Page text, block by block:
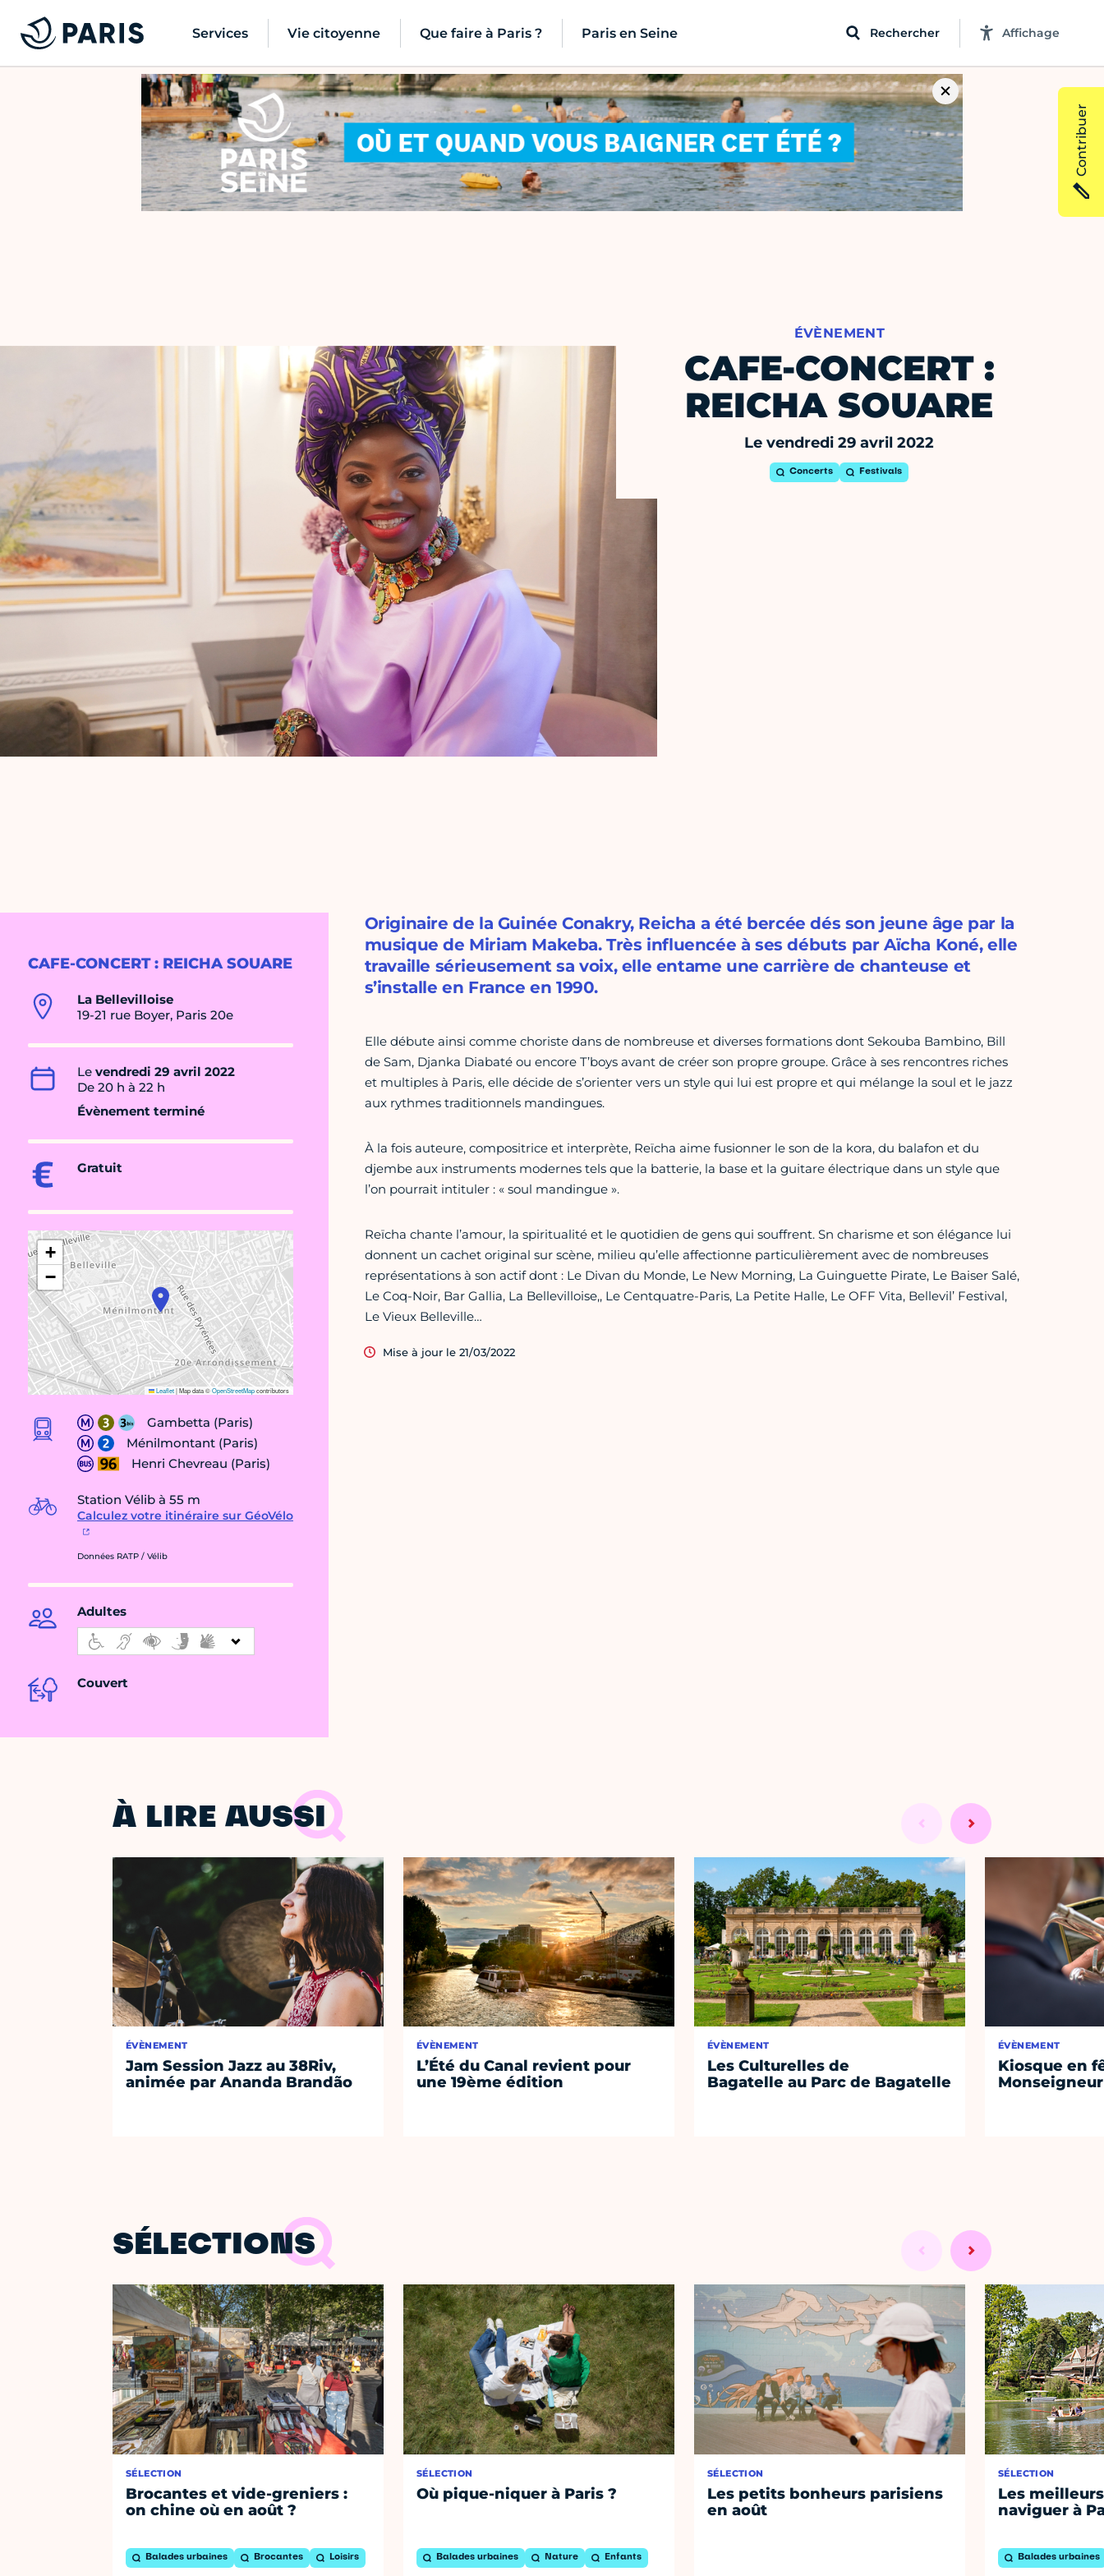
Services Vie citoyenne Que faire à Paris ? Paris en Seine Rechercher Affichage
ÉVÈNEMENT
CAFE-CONCERT :
REICHA SOUARE
Le vendredi 29 avril 2022
Concerts Festivals
CAFE-CONCERT : REICHA SOUARE
La Bellevilloise
19-21 rue Boyer, Paris 20e
Le vendredi 29 avril 2022
De 20 h à 22 h
Évènement terminé
Gratuit
+
−
Leaflet|Map data ©OpenStreetMapcontributors
Gambetta (Paris)
Ménilmontant (Paris)
Henri Chevreau (Paris)
Station Vélib à 55 m
Calculez votre itinéraire sur GéoVélo
Données RATP / Vélib
Adultes
Couvert
Originaire de la Guinée Conakry, Reicha a été bercée dés son jeune âge par la
musique de Miriam Makeba. Très influencée à ses débuts par Aïcha Koné, elle
travaille sérieusement sa voix, elle entame une carrière de chanteuse et
s’installe en France en 1990.
Elle débute ainsi comme choriste dans de nombreuse et diverses formations dont Sekouba Bambino, Bill
de Sam, Djanka Diabaté ou encore T’boys avant de créer son propre groupe. Grâce à ses rencontres riches
et multiples à Paris, elle décide de s’orienter vers un style qui lui est propre et qui mélange la soul et le jazz
aux rythmes traditionnels mandingues.
À la fois auteure, compositrice et interprète, Reïcha aime fusionner le son de la kora, du balafon et du
djembe aux instruments modernes tels que la batterie, la base et la guitare électrique dans un style que
l’on pourrait intituler : « soul mandingue ».
Reïcha chante l’amour, la spiritualité et le quotidien de gens qui souffrent. Sn charisme et son élégance lui
donnent un cachet original sur scène, milieu qu’elle affectionne particulièrement avec de nombreuses
représentations à son actif dont : Le Divan du Monde, Le New Morning, La Guinguette Pirate, Le Baiser Salé,
Le Coq-Noir, Bar Gallia, La Bellevilloise,, Le Centquatre-Paris, La Petite Halle, Le OFF Vita, Bellevil’ Festival,
Le Vieux Belleville…
Mise à jour le 21/03/2022
À LIRE AUSSI
ÉVÈNEMENT
Jam Session Jazz au 38Riv,
animée par Ananda Brandão
ÉVÈNEMENT
L’Été du Canal revient pour
une 19ème édition
ÉVÈNEMENT
Les Culturelles de
Bagatelle au Parc de Bagatelle
ÉVÈNEMENT
Kiosque en
SÉLECTIONS
SÉLECTION
Brocantes et vide-greniers :
on chine où en août ?
Balades urbaines Brocantes Loisirs
SÉLECTION
Où pique-niquer à Paris ?
Balades urbaines Nature Enfants
SÉLECTION
Les petits bonheurs parisiens
en août
SÉLECTION
Les
naviguer à
Balades urbaines
Contribuer